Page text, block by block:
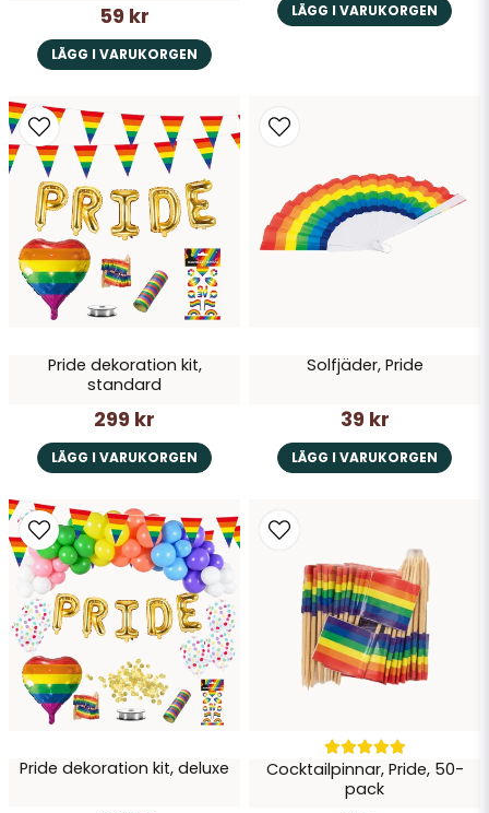
59 kr
LÄGG I VARUKORGEN
LÄGG I VARUKORGEN
Pride dekoration kit,
standard
299 kr
LÄGG I VARUKORGEN
Solfjäder, Pride
39 kr
LÄGG I VARUKORGEN
Pride dekoration kit, deluxe
Cocktailpinnar, Pride, 50-
pack